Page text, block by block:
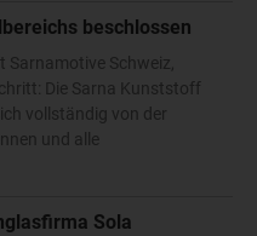
beschlossen
Sarnamotive Schweiz,
Die Sarna Kunststoff
vollständig von der
und alle
Sola